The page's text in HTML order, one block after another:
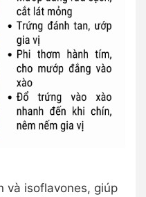
và isoflavones, giúp